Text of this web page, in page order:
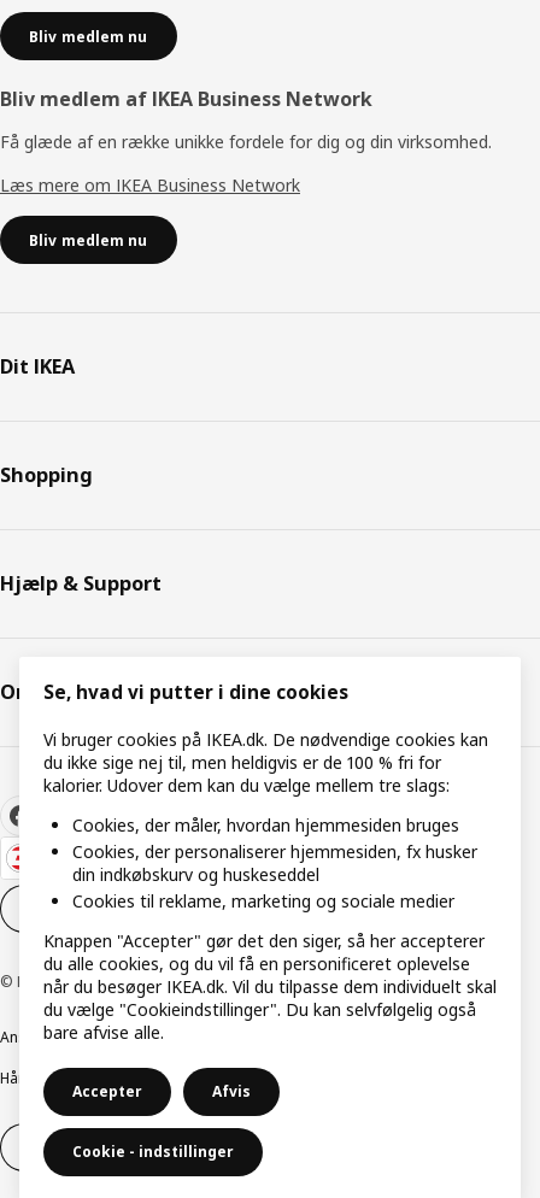
Bliv medlem nu
Bliv medlem af IKEA Business Network
Få glæde af en række unikke fordele for dig og din virksomhed.
Læs mere om IKEA Business Network
Bliv medlem nu
Dit IKEA
Shopping
Hjælp & Support
Om IKEA
Cookieindstillinger DA
© Inter IKEA Systems B.V. 1999-2026
Ansvarlig rapporteringCookiepolitik
Håndtering af persondata
Salgs- og leveringsbetingelser
Fortryd dit køb Fortryd dit køb af service
Se, hvad vi putter i dine cookies
Vi bruger cookies på IKEA.dk. De nødvendige cookies kan
du ikke sige nej til, men heldigvis er de 100 % fri for
kalorier. Udover dem kan du vælge mellem tre slags:
Cookies, der måler, hvordan hjemmesiden bruges
Cookies, der personaliserer hjemmesiden, fx husker
din indkøbskurv og huskeseddel
Cookies til reklame, marketing og sociale medier
Knappen "Accepter" gør det den siger, så her accepterer
du alle cookies, og du vil få en personificeret oplevelse
når du besøger IKEA.dk. Vil du tilpasse dem individuelt skal
du vælge "Cookieindstillinger". Du kan selvfølgelig også
bare afvise alle.
Accepter Afvis
Cookie - indstillinger